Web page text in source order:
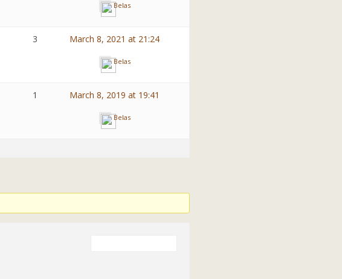
Belas
3 March 8, 2021 at 21:24
Belas
1 March 8, 2019 at 19:41
Belas